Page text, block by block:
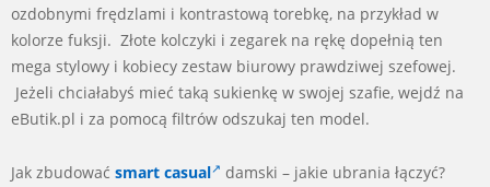
ozdobnymi frędzlami i kontrastową torebkę, na przykład w
kolorze fuksji. Złote kolczyki i zegarek na rękę dopełnią ten
mega stylowy i kobiecy zestaw biurowy prawdziwej szefowej.
Jeżeli chciałabyś mieć taką sukienkę w swojej szafie, wejdź na
eButik.pl i za pomocą filtrów odszukaj ten model.
Jak zbudować smart casual
damski – jakie ubrania łączyć?